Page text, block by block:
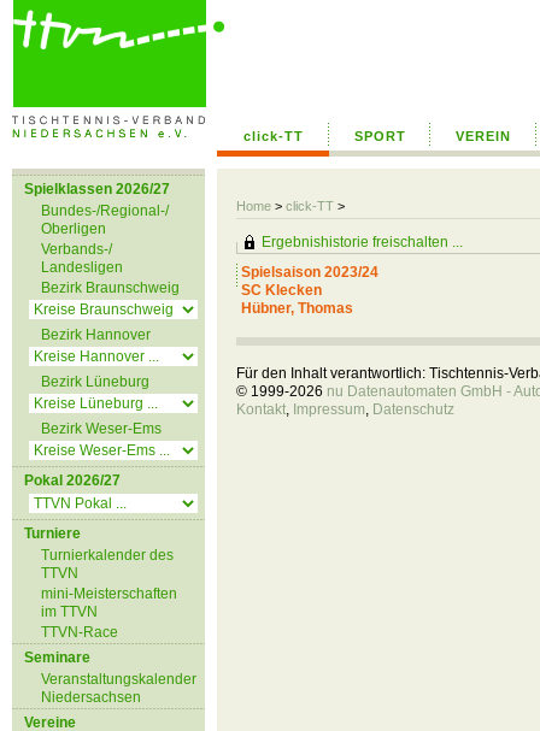
click-TT SPORT VEREIN
Home > click-TT >
Spielklassen 2026/27
Bundes-/Regional-/
Oberligen
Verbands-/
Landesligen
Bezirk Braunschweig
Bezirk Hannover
Bezirk Lüneburg
Bezirk Weser-Ems
Pokal 2026/27
Turniere
Turnierkalender des
TTVN
mini-Meisterschaften
im TTVN
TTVN-Race
Seminare
Veranstaltungskalender
Niedersachsen
Vereine
Ergebnishistorie freischalten ...
Spielsaison 2023/24
SC Klecken
Hübner, Thomas
Für den Inhalt verantwortlich: Tischtennis-
© 1999-2026 nu Datenautomaten GmbH -
Kontakt, Impressum, Datenschutz